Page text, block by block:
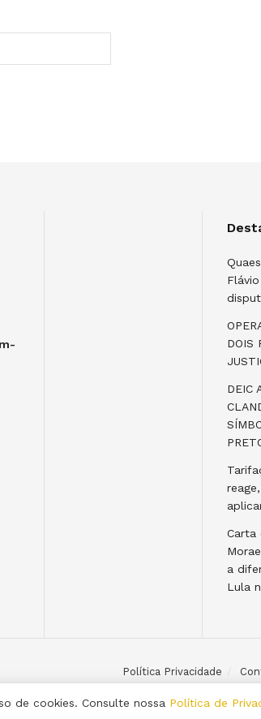
DOIS
DEIC
Carta
a
Lula
Política Privacidade
de cookies. Consulte nossa Política de